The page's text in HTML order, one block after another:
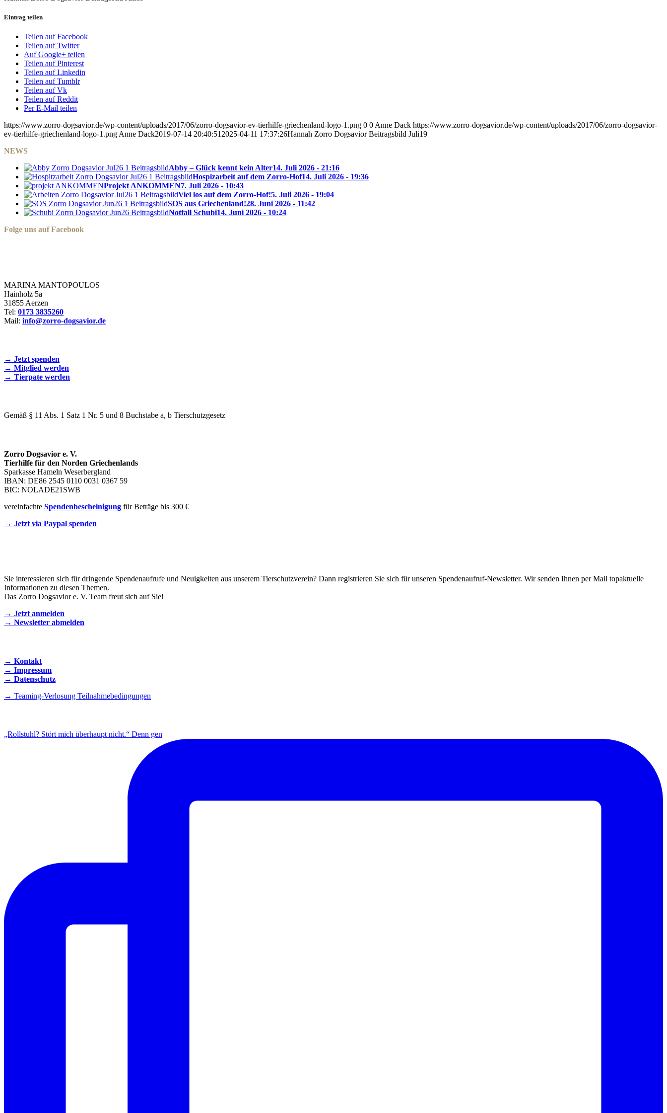
Eintrag teilen
Teilen auf Facebook
Teilen auf Twitter
Auf Google+ teilen
Teilen auf Pinterest
Teilen auf Linkedin
Teilen auf Tumblr
Teilen auf Vk
Teilen auf Reddit
Per E-Mail teilen
https://www.zorro-dogsavior.de/wp-content/uploads/2017/06/zorro-dogsavior-ev-tierhilfe-griechenland-logo-1.png 0 0 Anne Dack https://www.zorro-dogsavior.de/wp-content/uploads/2017/06/zorro-dogsavior-
ev-tierhilfe-griechenland-logo-1.png Anne Dack2019-07-14 20:40:51 2025-04-11 17:37:26Hannah Zorro Dogsavior Beitragsbild Juli19
NEWS
Abby – Glück kennt kein Alter14. Juli 2026 - 21:16
Hospizarbeit auf dem Zorro-Hof14. Juli 2026 - 19:36
Projekt ANKOMMEN7. Juli 2026 - 10:43
Viel los auf dem Zorro-Hof!5. Juli 2026 - 19:04
SOS aus Griechenland!28. Juni 2026 - 11:42
Notfall Schubi14. Juni 2026 - 10:24
Folge uns auf Facebook
MARINA MANTOPOULOS
Hainholz 5a
31855 Aerzen
Tel: 0173 3835260
Mail: info@zorro-dogsavior.de
→ Jetzt spenden
→ Mitglied werden
→ Tierpate werden
Gemäß § 11 Abs. 1 Satz 1 Nr. 5 und 8 Buchstabe a, b Tierschutzgesetz
Zorro Dogsavior e. V.
Tierhilfe für den Norden Griechenlands
Sparkasse Hameln Weserbergland
IBAN: DE86 2545 0110 0031 0367 59
BIC: NOLADE21SWB
vereinfachte Spendenbescheinigung für Beträge bis 300 €
→ Jetzt via Paypal spenden
Sie interessieren sich für dringende Spendenaufrufe und Neuigkeiten aus unserem Tierschutzverein? Dann registrieren Sie sich für unseren Spendenaufruf-Newsletter. Wir senden Ihnen per Mail topaktuelle
Informationen zu diesen Themen.
Das Zorro Dogsavior e. V. Team freut sich auf Sie!
→ Jetzt anmelden
→ Newsletter abmelden
→ Kontakt
→ Impressum
→ Datenschutz
→ Teaming-Verlosung Teilnahmebedingungen
„Rollstuhl? Stört mich überhaupt nicht.“ Denn gen